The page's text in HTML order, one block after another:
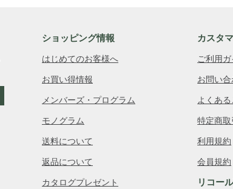
ショッピング情報
はじめてのお客様へ
お買い得情報
メンバーズ・プログラム
モノグラム
送料について
返品について
カタログプレゼント
カスタ
ご利用ガ
お問い
よくある
特定商
利用規約
会員規約
リコー